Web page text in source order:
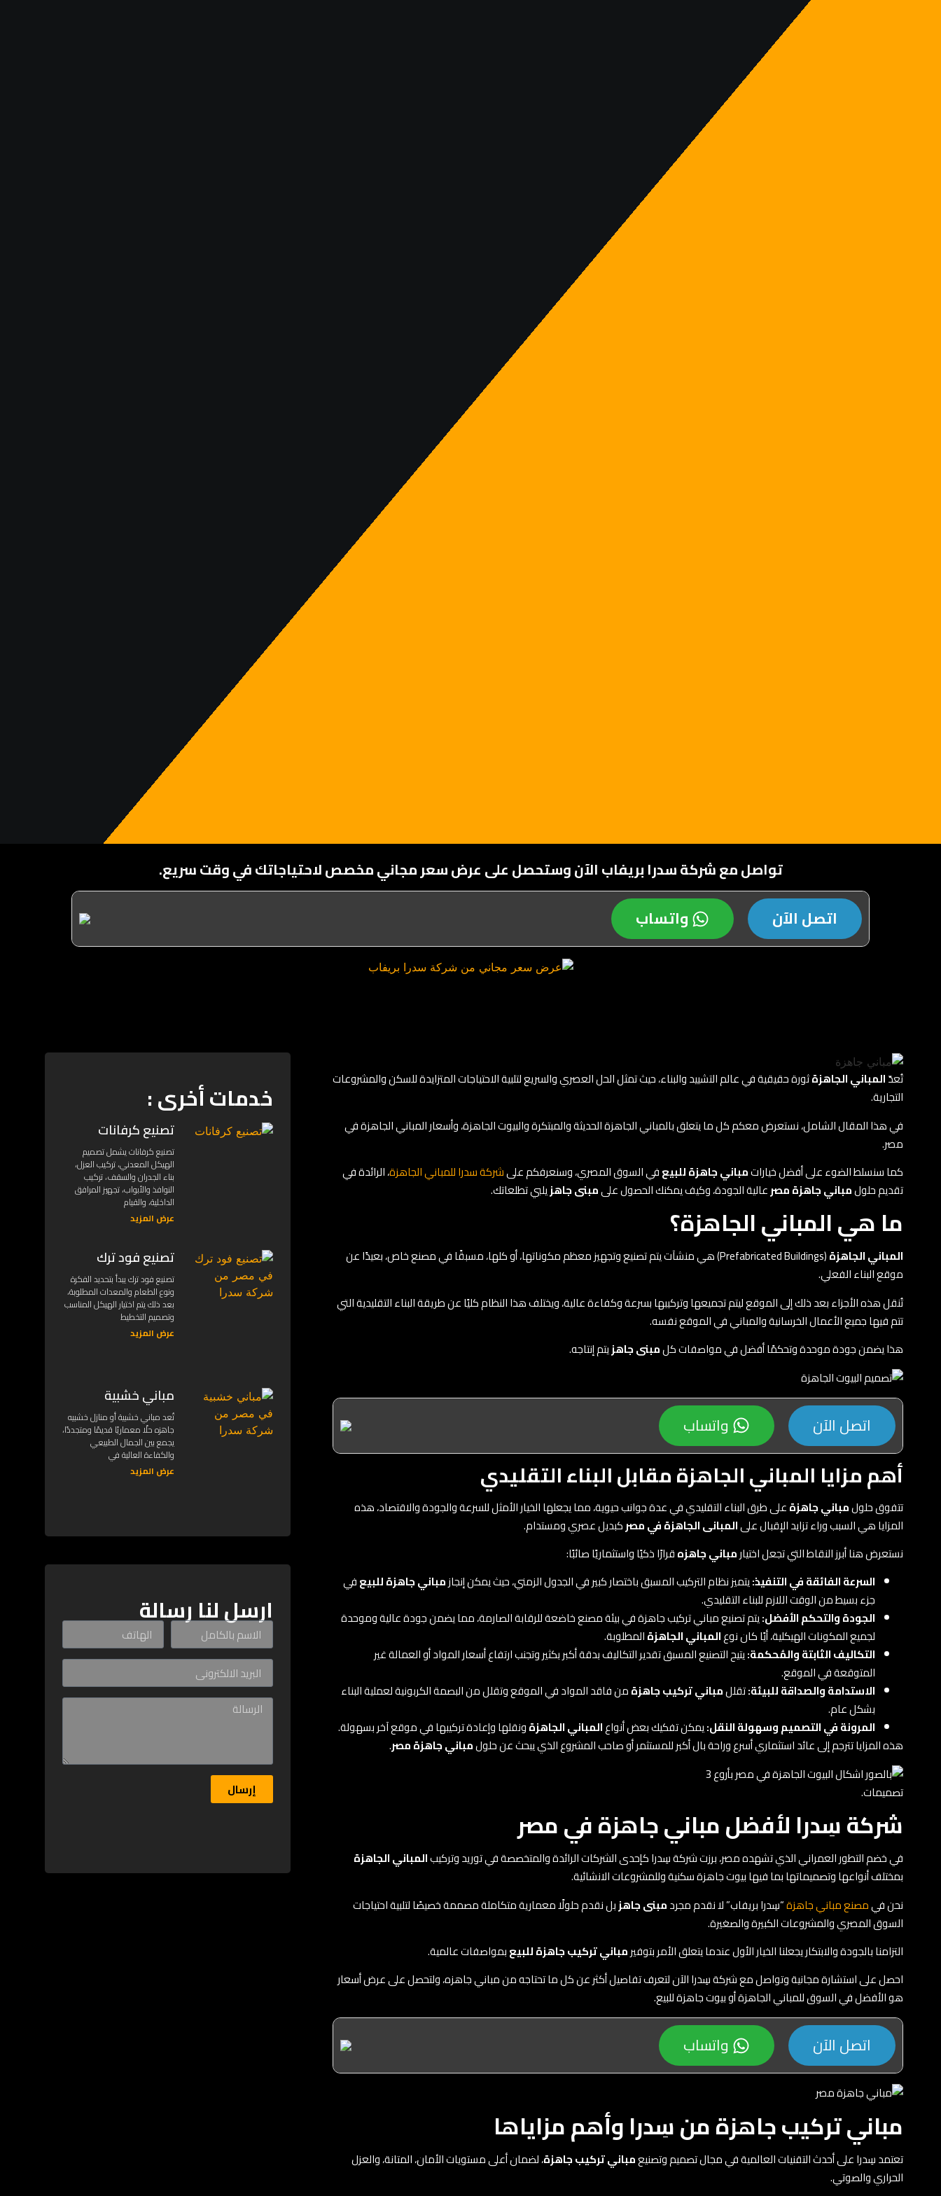
تواصل مع شركة سدرا بريفاب الآن وستحصل على عرض سعر مجاني مخصص لاحتياجاتك في وقت سريع.
اتصل الآن واتساب
تُعدّالمباني الجاهزةثورة حقيقية في عالم التشييد والبناء، حيث تمثل الحل العصري والسريع لتلبية الاحتياجات المتزايدة للسكن والمشروعات
التجارية.
في هذا المقال الشامل، نستعرض معكم كل ما يتعلق بالمباني الجاهزة الحديثة والمبتكرة والبيوت الجاهزة، وأسعار المباني الجاهزة في
مصر.
كما سنسلط الضوء على أفضل خياراتمباني جاهزة للبيعفي السوق المصري، وسنعرفكم علىشركة سدرا للمباني الجاهزة، الرائدة في
تقديم حلولمباني جاهزة مصرعالية الجودة، وكيف يمكنك الحصول علىمبنى جاهزيلبي تطلعاتك.
ما هي المباني الجاهزة؟
المباني الجاهزة
(Prefabricated Buildings) هي منشآت يتم تصنيع وتجهيز معظم مكوناتها، أو كلها، مسبقًا في مصنع خاص، بعيدًا عن
موقع البناء الفعلي.
تُنقل هذه الأجزاء بعد ذلك إلى الموقع ليتم تجميعها وتركيبها بسرعة وكفاءة عالية، ويختلف هذا النظام كليًا عن طريقة البناء التقليدية التي
تتم فيها جميع الأعمال الخرسانية والمباني في الموقع نفسه.
هذا يضمن جودة موحدة وتحكمًا أفضل في مواصفات كلمبنى جاهزيتم إنتاجه.
اتصل الآن واتساب
أهم مزايا المباني الجاهزة مقابل البناء التقليدي
تتفوق حلولمباني جاهزةعلى طرق البناء التقليدي في عدة جوانب حيوية، مما يجعلها الخيار الأمثل للسرعة والجودة والاقتصاد، هذه
المزايا هي السبب وراء تزايد الإقبال علىالمبانى الجاهزة في مصركبديل عصري ومستدام.
نستعرض هنا أبرز النقاط التي تجعل اختيارمباني جاهزهقرارًا ذكيًا واستثماريًا صائبًا:
السرعة الفائقة في التنفيذ:يتميز نظام التركيب المسبق باختصار كبير في الجدول الزمني، حيث يمكن إنجازمباني جاهزة للبيعفي
جزء بسيط من الوقت اللازم للبناء التقليدي.
الجودة والتحكم الأفضل:يتم تصنيع مباني تركيب جاهزة في بيئة مصنع خاضعة للرقابة الصارمة، مما يضمن جودة عالية وموحدة
لجميع المكونات الهيكلية، أيًا كان نوعالمباني الجاهزةالمطلوبة.
التكاليف الثابتة والمُحكمة:يتيح التصنيع المسبق تقدير التكاليف بدقة أكبر بكثير وتجنب ارتفاع أسعار المواد أو العمالة غير
المتوقعة في الموقع.
الاستدامة والصداقة للبيئة:تقللمباني تركيب جاهزةمن فاقد المواد في الموقع وتقلل من البصمة الكربونية لعملية البناء
بشكل عام.
المرونة في التصميم وسهولة النقل:يمكن تفكيك بعض أنواعالمباني الجاهزةونقلها وإعادة تركيبها في موقع آخر بسهولة.
هذه المزايا تترجم إلى عائد استثماري أسرع وراحة بال أكبر للمستثمر أو صاحب المشروع الذي يبحث عن حلولمباني جاهزة مصر.
شركة سِدرا لأفضل مباني جاهزة في مصر
في خضم التطور العمراني الذي تشهده مصر، برزت شركة سِدرا كإحدى الشركات الرائدة والمتخصصة في توريد وتركيبالمباني الجاهزة
بمختلف أنواعها وتصميماتها بما فيها بيوت جاهزة سكنية وللمشروعات الانشائية.
نحن فيمصنع مباني جاهزة“سِدرا بريفاب” لا نقدم مجردمبنى جاهزبل نقدم حلولًا معمارية متكاملة مصممة خصيصًا لتلبية احتياجات
السوق المصري والمشروعات الكبيرة والصغيرة.
التزامنا بالجودة والابتكار يجعلنا الخيار الأول عندما يتعلق الأمر بتوفيرمباني تركيب جاهزة للبيعبمواصفات عالمية.
احصل على استشارة مجانية وتواصل مع شركة سِدرا الآن لتعرف تفاصيل أكثر عن كل ما تحتاجه من مباني جاهزه، ولتحصل على عرض أسعار
هو الأفضل في السوق للمباني الجاهزة أو بيوت جاهزة للبيع.
اتصل الآن واتساب
مباني تركيب جاهزة من سِدرا وأهم مزاياها
تعتمد سِدرا على أحدث التقنيات العالمية في مجال تصميم وتصنيعمباني تركيب جاهزة، لضمان أعلى مستويات الأمان، المتانة، والعزل
الحراري والصوتي.
خدمات أخرى :
تصنيع كرفانات
تصنيع كرفانات يشمل تصميم
الهيكل المعدني، تركيب العزل،
بناء الجدران والسقف، تركيب
النوافذ والأبواب، تجهيز المرافق
الداخلية، والقيام
عرض المزيد
تصنيع فود ترك
تصنيع فود ترك يبدأ بتحديد الفكرة
ونوع الطعام والمعدات المطلوبة،
بعد ذلك يتم اختيار الهيكل المناسب
وتصميم التخطيط
عرض المزيد
مباني خشبية
تُعد مباني خشبية أو منازل خشبيه
جاهزه حلًا معماريًا قديمًا ومتجددًا،
يجمع بين الجمال الطبيعي
والكفاءة العالية في
عرض المزيد
ارسل لنا رسالة
إرسال